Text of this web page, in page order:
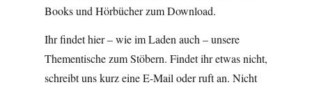
Books und Hörbücher zum Download.
Ihr findet hier – wie im Laden auch – unsere
Thementische zum Stöbern. Findet ihr etwas nicht,
schreibt uns kurz eine E-Mail oder ruft an. Nicht